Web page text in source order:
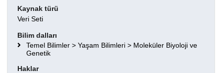
Kaynak türü
Veri Seti
Bilim dalları
Temel Bilimler > Yaşam Bilimleri > Moleküler Biyoloji ve
Genetik
Haklar